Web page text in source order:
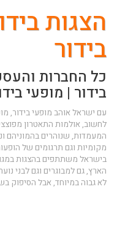
הצגות
בידור
כל החברות
בידור | מופעי
עם ישראל אוהב מופעי בידור,
לחשוב, אולמות התאטרון
המעמדות, שנוהרים בהמוניהם
מקומיות וגם תרגומים של
בישראל משתתפים בהצגות
הארץ, גם למבוגרים וגם לבני
לא גבוה במיוחד, אבל הסיפוק